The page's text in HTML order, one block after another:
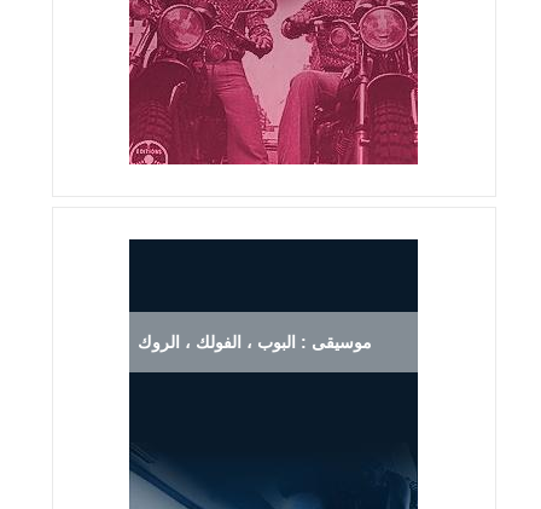
موسيقى : البوب ، الفولك ، الروك